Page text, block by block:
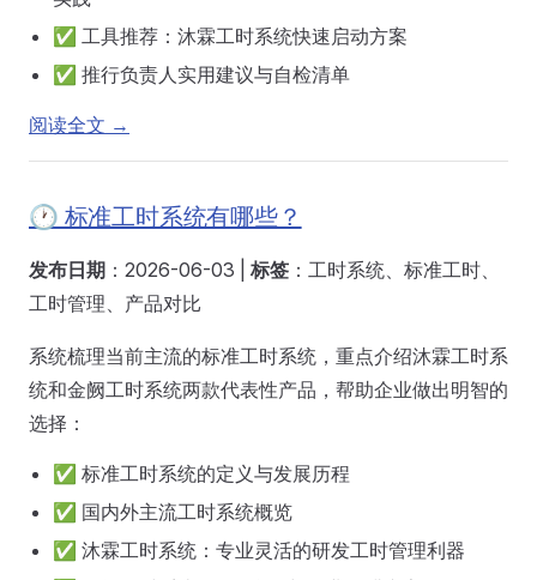
✅ 工具推荐：沐霖工时系统快速启动方案
✅ 推行负责人实用建议与自检清单
阅读全文 →
🕐 标准工时系统有哪些？
发布日期 ：2026-06-03 | 标签 ：工时系统、标准工时、
工时管理、产品对比
系统梳理当前主流的标准工时系统，重点介绍沐霖工时系
统和金阙工时系统两款代表性产品，帮助企业做出明智的
选择：
✅ 标准工时系统的定义与发展历程
✅ 国内外主流工时系统概览
✅ 沐霖工时系统：专业灵活的研发工时管理利器